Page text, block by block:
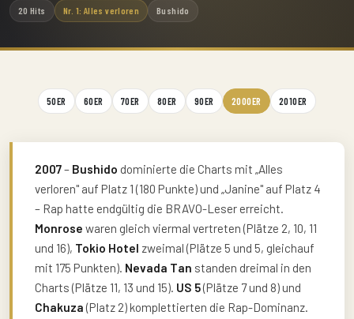
20 Hits Nr. 1: Alles verloren Bushido
50ER 60ER 70ER 80ER 90ER 2000ER 2010ER
2007– Bushido dominierte die Charts mit „Alles
verloren" auf Platz 1 (180 Punkte) und „Janine" auf Platz 4
– Rap hatte endgültig die BRAVO-Leser erreicht.
Monrose waren gleich viermal vertreten (Plätze 2, 10, 11
und 16), Tokio Hotel zweimal (Plätze 5 und 5, gleichauf
mit 175 Punkten). Nevada Tan standen dreimal in den
Charts (Plätze 11, 13 und 15). US 5(Plätze 7 und 8) und
Chakuza (Platz 2) komplettierten die Rap-Dominanz.